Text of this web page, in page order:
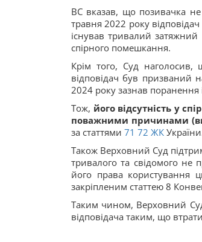
ВС вказав, що позивачка
травня 2022 року
існував тривалий
спірного помешкання.
Крім того, Суд
відповідач був призваний
2024 року зазнав поранення
Тож, його відсутність у
поважними причинами
за статтями 71 72 ЖК
Також Верховний Суд
тривалого та свідомого не
його права користування
закріпленим статтею 8
Таким чином, Верховний
відповідача таким, що